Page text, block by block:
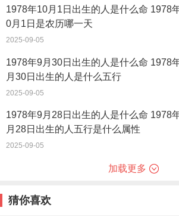
1978年10月1日出生的人是什么命 1978
0月1日是农历哪一天
2025-09-05
1978年9月30日出生的人是什么命 1978
月30日出生的人是什么五行
2025-09-05
1978年9月28日出生的人是什么命 1978
月28日出生的人五行是什么属性
2025-09-05
加载更多
猜你喜欢